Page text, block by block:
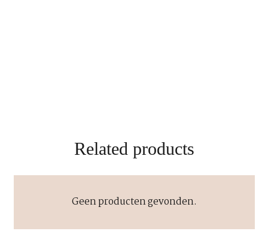
Related products
Geen producten gevonden.